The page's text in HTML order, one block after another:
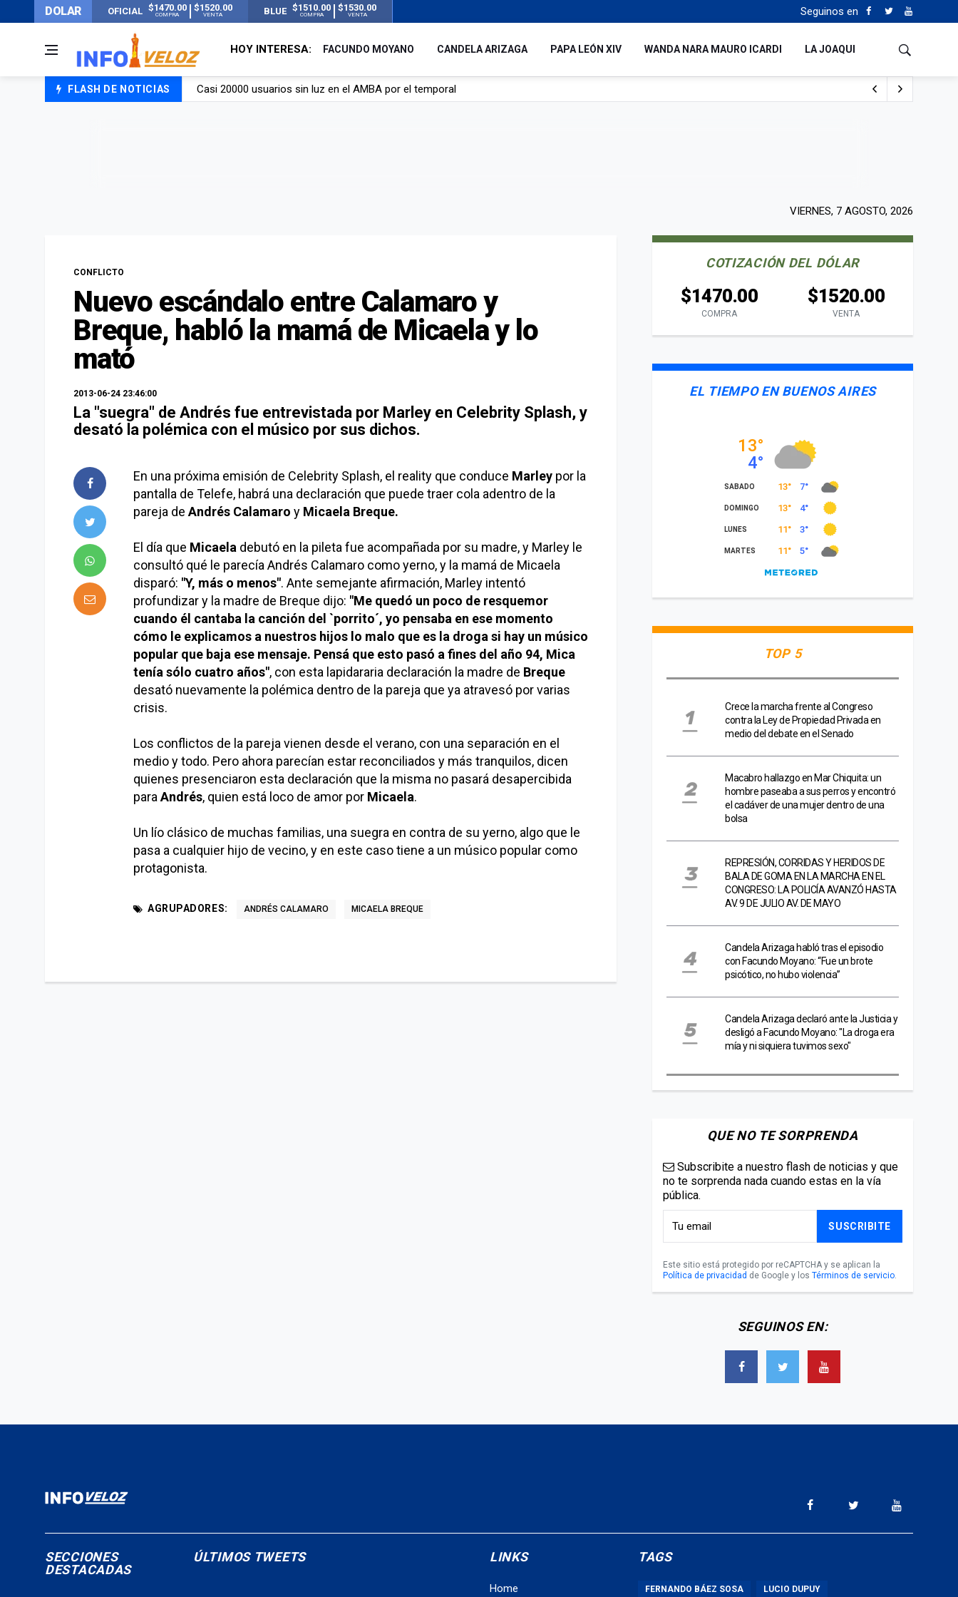
DOLAR OFICIAL $1470.00
COMPRA
$1520.00
VENTA BLUE $1510.00
COMPRA
$1530.00
VENTA Seguinos en
HOY INTERESA: FACUNDO MOYANO CANDELA ARIZAGA PAPA LEÓN XIV WANDA NARA MAURO ICARDI LA JOAQUI
FLASH DE NOTICIAS
Candela Arizaga rompió el silencio tras el incidente con Facundo Moyano: “Tengo errores como cualquiera”
VIERNES, 7 AGOSTO, 2026
CONFLICTO
Nuevo escándalo entre Calamaro y
Breque, habló la mamá de Micaela y lo
mató
2013-06-24 23:46:00
La "suegra" de Andrés fue entrevistada por Marley en Celebrity Splash, y
desató la polémica con el músico por sus dichos.
En una próxima emisión de Celebrity Splash, el reality que conduce Marley por la
pantalla de Telefe, habrá una declaración que puede traer cola adentro de la
pareja de Andrés Calamaro y Micaela Breque.
El día que Micaela debutó en la pileta fue acompañada por su madre, y Marley le
consultó qué le parecía Andrés Calamaro como yerno, y la mamá de Micaela
disparó: "Y, más o menos". Ante semejante afirmación, Marley intentó
profundizar y la madre de Breque dijo: "Me quedó un poco de resquemor
cuando él cantaba la canción del `porrito´, yo pensaba en ese momento
cómo le explicamos a nuestros hijos lo malo que es la droga si hay un músico
popular que baja ese mensaje. Pensá que esto pasó a fines del año 94, Mica
tenía sólo cuatro años", con esta lapidararia declaración la madre de Breque
desató nuevamente la polémica dentro de la pareja que ya atravesó por varias
crisis.
Los conflictos de la pareja vienen desde el verano, con una separación en el
medio y todo. Pero ahora parecían estar reconciliados y más tranquilos, dicen
quienes presenciaron esta declaración que la misma no pasará desapercibida
para Andrés, quien está loco de amor por Micaela.
Un lío clásico de muchas familias, una suegra en contra de su yerno, algo que le
pasa a cualquier hijo de vecino, y en este caso tiene a un músico popular como
protagonista.
AGRUPADORES: ANDRÉS CALAMARO MICAELA BREQUE
COTIZACIÓN DEL DÓLAR
$1470.00
COMPRA
$1520.00
VENTA
EL TIEMPO EN BUENOS AIRES
TOP 5
Crece la marcha frente al Congreso
contra la Ley de Propiedad Privada en
medio del debate en el Senado
Macabro hallazgo en Mar Chiquita: un
hombre paseaba a sus perros y encontró
el cadáver de una mujer dentro de una
bolsa
REPRESIÓN, CORRIDAS Y HERIDOS DE
BALA DE GOMA EN LA MARCHA EN EL
CONGRESO: LA POLICÍA AVANZÓ HASTA
AV. 9 DE JULIO AV. DE MAYO
Candela Arizaga habló tras el episodio
con Facundo Moyano: “Fue un brote
psicótico, no hubo violencia”
Candela Arizaga declaró ante la Justicia y
desligó a Facundo Moyano: "La droga era
mía y ni siquiera tuvimos sexo"
QUE NO TE SORPRENDA
Subscribite a nuestro flash de noticias y que
no te sorprenda nada cuando estas en la vía
pública.
SUSCRIBITE
Este sitio está protegido por reCAPTCHA y se aplican la
Política de privacidad de Google y los Términos de servicio.
SEGUINOS EN:
SECCIONES
DESTACADAS
ÚLTIMOS TWEETS LINKS
Home
TAGS
FERNANDO BÁEZ SOSA LUCIO DUPUY